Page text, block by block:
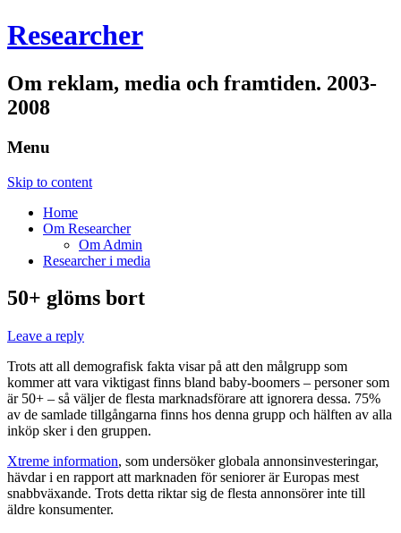
Researcher
Om reklam, media och framtiden. 2003-
2008
Menu
Skip to content
Home
Om Researcher
Om Admin
Researcher i media
50+ glöms bort
Leave a reply
Trots att all demografisk fakta visar på att den målgrupp som
kommer att vara viktigast finns bland baby-boomers – personer som
är 50+ – så väljer de flesta marknadsförare att ignorera dessa. 75%
av de samlade tillgångarna finns hos denna grupp och hälften av alla
inköp sker i den gruppen.
Xtreme information, som undersöker globala annonsinvesteringar,
hävdar i en rapport att marknaden för seniorer är Europas mest
snabbväxande. Trots detta riktar sig de flesta annonsörer inte till
äldre konsumenter.